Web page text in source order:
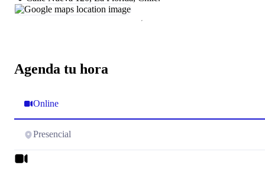
Agenda tu hora
Online
Presencial